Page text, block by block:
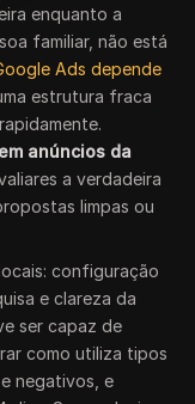
enquanto a
familiar, não está
Ads depende
estrutura fraca
anúncios da
a verdadeira
limpas ou
configuração
e clareza da
ser capaz de
como utiliza tipos
negativos, e